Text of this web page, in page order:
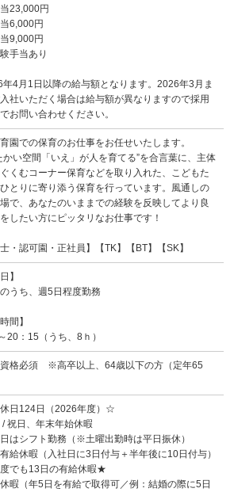
23,000円
6,000円
9,000円
手当あり
4月1日以降の給与額となります。2026年3月ま
社いただく場合は給与額が異なりますので採用
お問い合わせください。
園での保育のお仕事をお任せいたします。
かい空間「いえ」が人を育てる”を合言葉に、主体
くむコーナー保育などを取り入れた、こどもた
とりに寄り添う保育を行っています。風通しの
で、あなたのいままでの経験を反映してより良
したい方にピッタリなお仕事です！
士・認可園・正社員】【TK】【BT】【SK】
】
うち、週5日程度勤務
間】
20：15（うち、8ｈ）
格必須 ※高卒以上、64歳以下の方（定年65
日124日（2026年度）☆
/ 祝日、年末年始休暇
日はシフト勤務（※土曜出勤時は平日振休）
有給休暇（入社日に3日付与＋半年後に10日付与）
でも13日の有給休暇★
休暇（年5日を有給で取得可／例：結婚の際に5日